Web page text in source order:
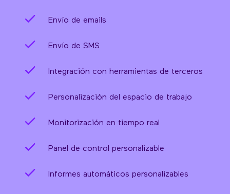
Envío de emails
Envío de SMS
Integración con herramientas de terceros
Personalización del espacio de trabajo
Monitorización en tiempo real
Panel de control personalizable
Informes automáticos personalizables